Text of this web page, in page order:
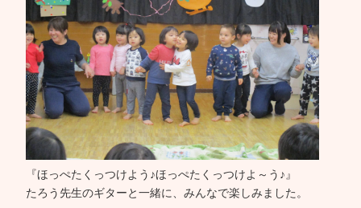
『ほっぺたくっつけよう♪ほっぺたくっつけよ～う♪』
たろう先生のギターと一緒に、みんなで楽しみました。